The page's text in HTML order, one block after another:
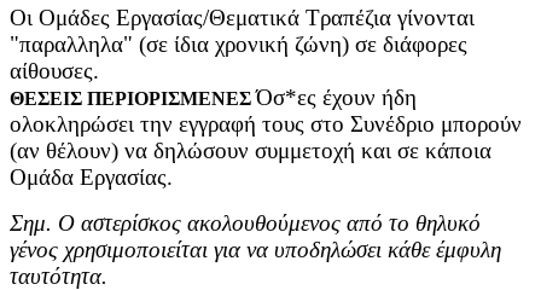
Οι Ομάδες Εργασίας/Θεματικά Τραπέζια γίνονται
"παραλληλα" (σε ίδια χρονική ζώνη) σε διάφορες
αίθουσες.
ΘΕΣΕΙΣ ΠΕΡΙΟΡΙΣΜΕΝΕΣΌσ*ες έχουν ήδη
ολοκληρώσει την εγγραφή τους στο Συνέδριο μπορούν
(αν θέλουν) να δηλώσουν συμμετοχή και σε κάποια
Ομάδα Εργασίας.
Σημ. Ο αστερίσκος ακολουθούμενος από το θηλυκό
γένος χρησιμοποιείται για να υποδηλώσει κάθε έμφυλη
ταυτότητα.